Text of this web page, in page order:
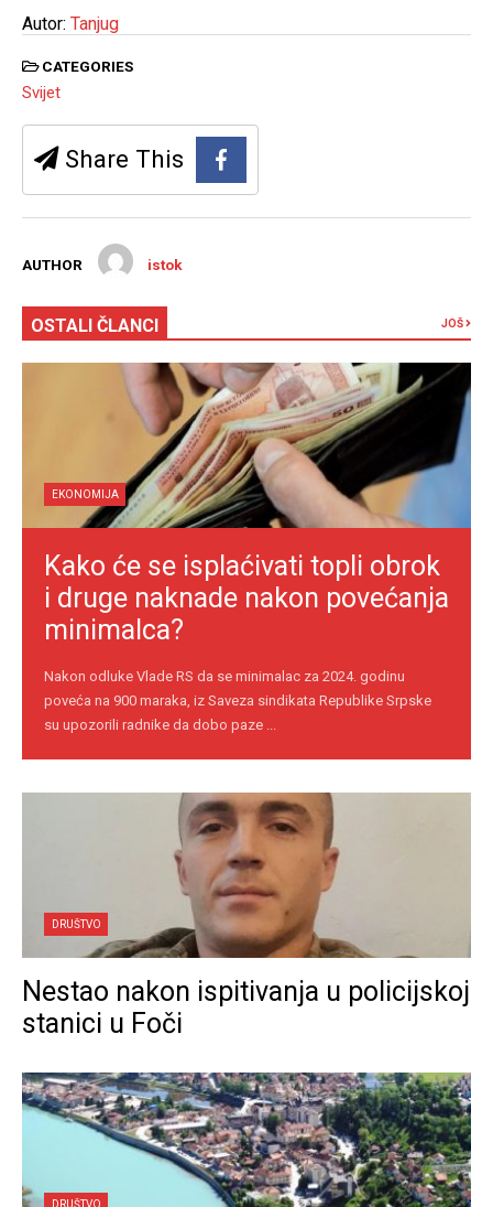
Autor: Tanjug
CATEGORIES
Svijet
Share This
AUTHOR istok
OSTALI ČLANCI JOŠ
EKONOMIJA
Kako će se isplaćivati topli obrok
i druge naknade nakon povećanja
minimalca?
Nakon odluke Vlade RS da se minimalac za 2024. godinu
poveća na 900 maraka, iz Saveza sindikata Republike Srpske
su upozorili radnike da dobo paze ...
DRUŠTVO
Nestao nakon ispitivanja u policijskoj
stanici u Foči
DRUŠTVO